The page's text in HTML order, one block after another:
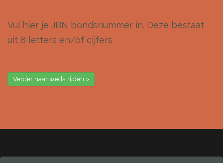
Vul hier je JBN bondsnummer in. Deze bestaat
uit 8 letters en/of cijfers
Verder naar wedstrijden >